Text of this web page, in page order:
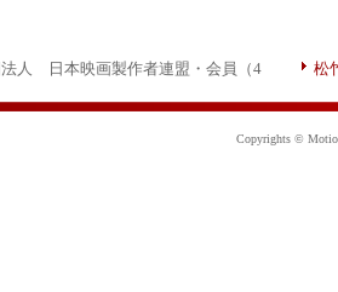
人 日本映画製作者連盟・会員（4
松
Copyrights ©